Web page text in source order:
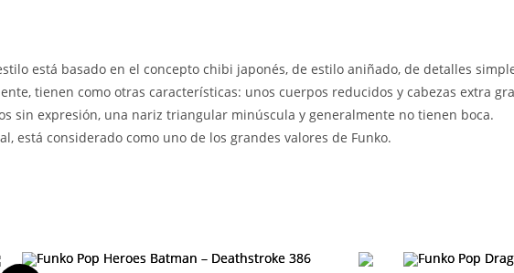
está basado en el concepto chibi japonés, de estilo aniñado, de detalles
tienen como otras características: unos cuerpos reducidos y cabezas extra
sin expresión, una nariz triangular minúscula y generalmente no tienen boca.
está considerado como uno de los grandes valores de Funko.